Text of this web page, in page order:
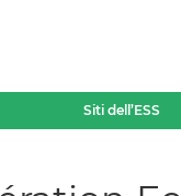
Siti dell’ESS